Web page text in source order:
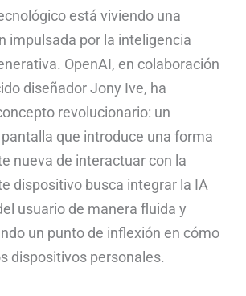
está viviendo una
impulsada por la inteligencia
OpenAI, en colaboración
diseñador Jony Ive, ha
revolucionario: un
que introduce una forma
nueva de interactuar con la
dispositivo busca integrar la IA
usuario de manera fluida y
un punto de inflexión en cómo
dispositivos personales.